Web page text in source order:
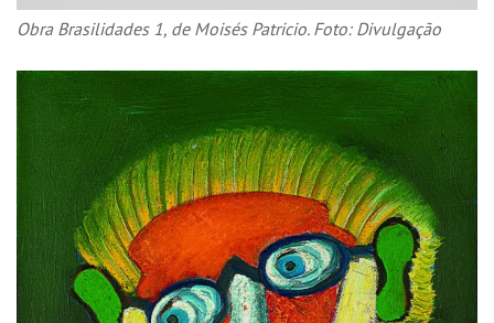
Obra Brasilidades 1, de Moisés Patricio. Foto: Divulgação